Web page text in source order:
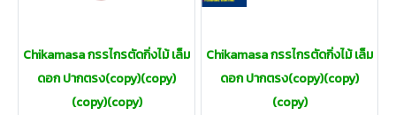
Chikamasa กรรไกรตัดกิ่งไม้ เล็ม
ดอก ปากตรง(copy)(copy)
(copy)(copy)
Chikamasa กรรไกรตัดกิ่งไม้ เล็ม
ดอก ปากตรง(copy)(copy)
(copy)